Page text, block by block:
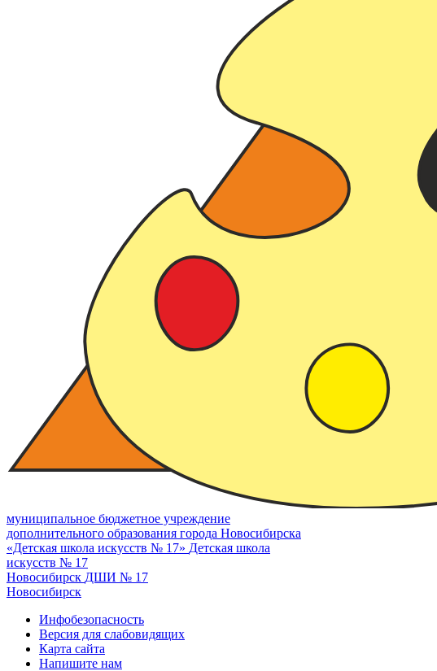
муниципальное бюджетное учреждение
дополнительного образования города Новосибирска
«Детская школа искусств № 17» Детская школа
искусств № 17
Новосибирск ДШИ № 17
Новосибирск
Инфобезопасность
Версия для слабовидящих
Карта сайта
Напишите нам